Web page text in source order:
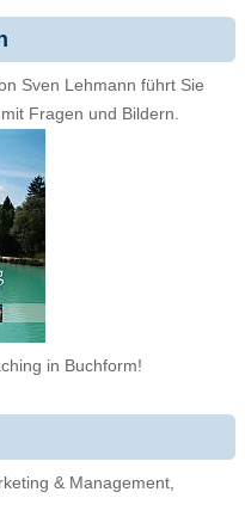
Sven Lehmann führt Sie
Fragen und Bildern.
in Buchform!
& Management,